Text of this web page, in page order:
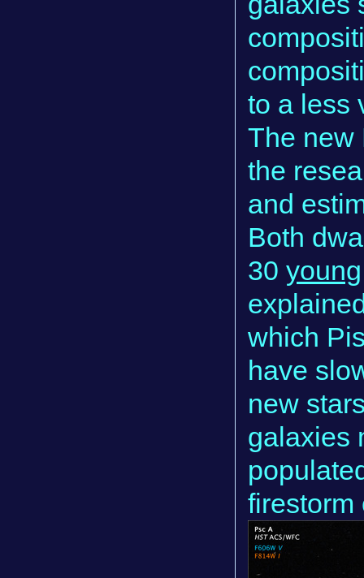
to a less
The new
the
and
Both
30
which
have
new
galaxies
firestorm